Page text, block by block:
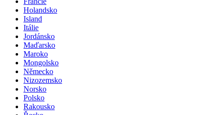
Holandsko
Island
Itálie
Jordánsko
Maďarsko
Maroko
Mongolsko
Německo
Nizozemsko
Norsko
Polsko
Rakousko